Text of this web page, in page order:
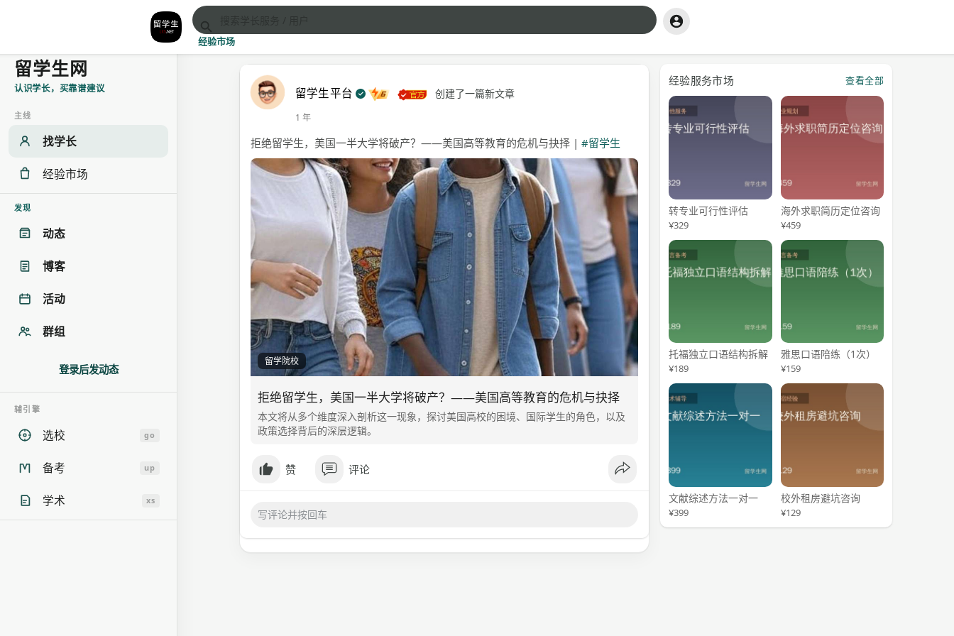
经验市场
留学生网
认识学长，买靠谱建议
主线
找学长
经验市场
发现
动态
博客
活动
群组
登录后发动态
辅引擎
选校 go
备考 up
学术 xs
留学生平台 创建了一篇新文章
1 年
拒绝留学生，美国一半大学将破产？——美国高等教育的危机与抉择 | #留学生
留学院校
拒绝留学生，美国一半大学将破产？——美国高等教育的危机与抉择
本文将从多个维度深入剖析这一现象，探讨美国高校的困境、国际学生的角色，以及
政策选择背后的深层逻辑。
赞 评论
经验服务市场 查看全部
转专业可行性评估
¥329
海外求职简历定位咨询
¥459
托福独立口语结构拆解
¥189
雅思口语陪练（1次）
¥159
文献综述方法一对一
¥399
校外租房避坑咨询
¥129